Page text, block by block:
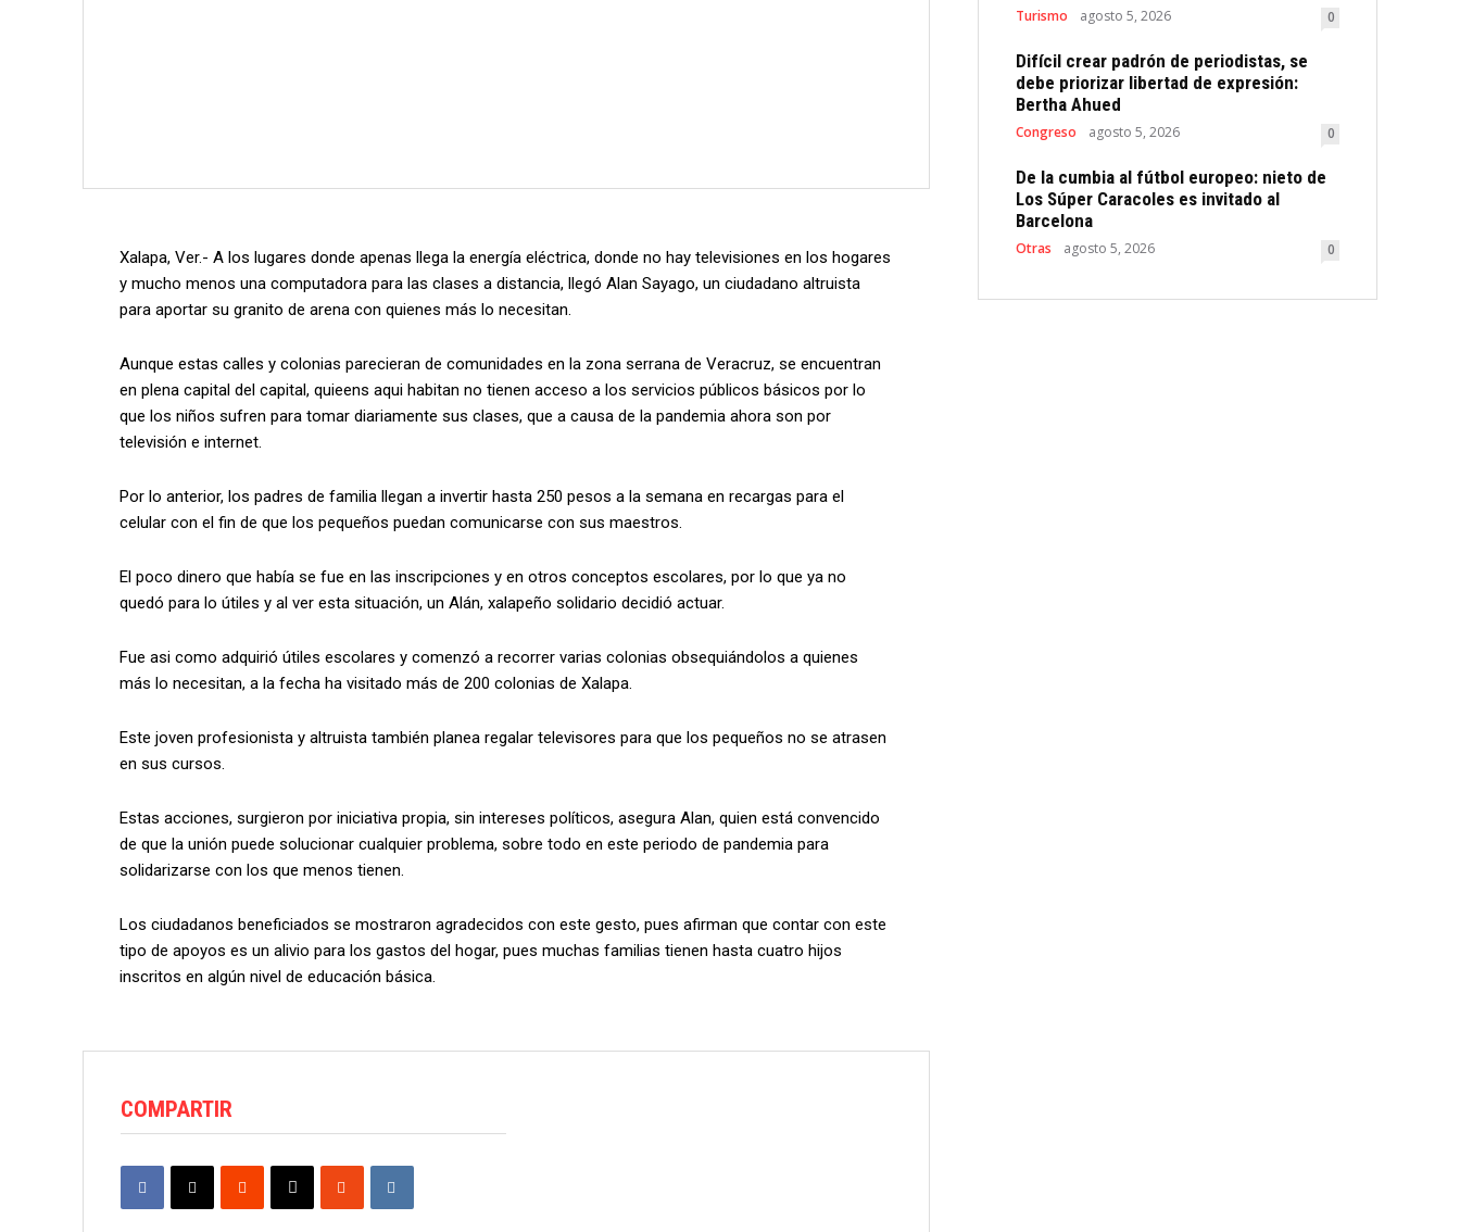
Xalapa, Ver.- A los lugares donde apenas llega la energía eléctrica, donde no hay televisiones en los hogares
y mucho menos una computadora para las clases a distancia, llegó Alan Sayago, un ciudadano altruista
para aportar su granito de arena con quienes más lo necesitan.
Aunque estas calles y colonias parecieran de comunidades en la zona serrana de Veracruz, se encuentran
en plena capital del capital, quieens aqui habitan no tienen acceso a los servicios públicos básicos por lo
que los niños sufren para tomar diariamente sus clases, que a causa de la pandemia ahora son por
televisión e internet.
Por lo anterior, los padres de familia llegan a invertir hasta 250 pesos a la semana en recargas para el
celular con el fin de que los pequeños puedan comunicarse con sus maestros.
El poco dinero que había se fue en las inscripciones y en otros conceptos escolares, por lo que ya no
quedó para lo útiles y al ver esta situación, un Alán, xalapeño solidario decidió actuar.
Fue asi como adquirió útiles escolares y comenzó a recorrer varias colonias obsequiándolos a quienes
más lo necesitan, a la fecha ha visitado más de 200 colonias de Xalapa.
Este joven profesionista y altruista también planea regalar televisores para que los pequeños no se atrasen
en sus cursos.
Estas acciones, surgieron por iniciativa propia, sin intereses políticos, asegura Alan, quien está convencido
de que la unión puede solucionar cualquier problema, sobre todo en este periodo de pandemia para
solidarizarse con los que menos tienen.
Los ciudadanos beneficiados se mostraron agradecidos con este gesto, pues afirman que contar con este
tipo de apoyos es un alivio para los gastos del hogar, pues muchas familias tienen hasta cuatro hijos
inscritos en algún nivel de educación básica.
COMPARTIR
Turismo agosto 5, 2026 0
Difícil crear padrón de periodistas, se
debe priorizar libertad de expresión:
Bertha Ahued
Congreso agosto 5, 2026 0
De la cumbia al fútbol europeo: nieto de
Los Súper Caracoles es invitado al
Barcelona
Otras agosto 5, 2026 0